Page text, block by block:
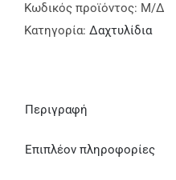
Κωδικός προϊόντος: Μ/Δ
Κατηγορία: Δαχτυλίδια
Περιγραφή
Επιπλέον πληροφορίες